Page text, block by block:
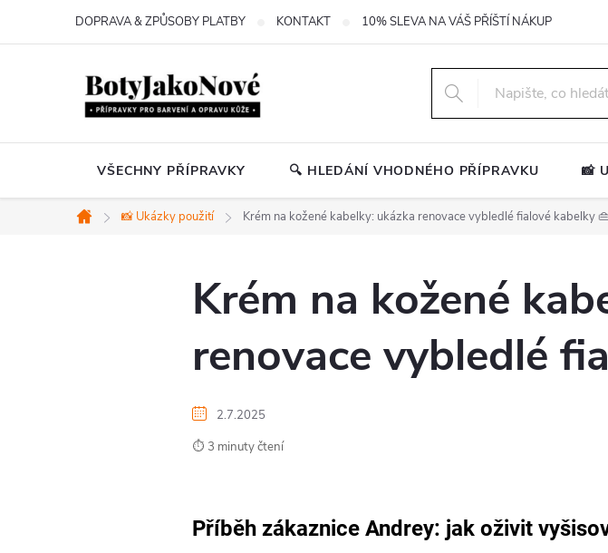
DOPRAVA & ZPŮSOBY PLATBY KONTAKT 10% SLEVA NA VÁŠ PŘÍŠTÍ NÁKUP
VŠECHNY PŘÍPRAVKY 🔍 HLEDÁNÍ VHODNÉHO PŘÍPRAVKU 📸
Domů
📸 Ukázky použití Krém na kožené kabelky: ukázka renovace vybledlé fialové kabelky
Krém na kožené
renovace vybledlé
2.7.2025
⏱️ 3 minuty čtení
Příběh zákaznice Andrey: jak oživit